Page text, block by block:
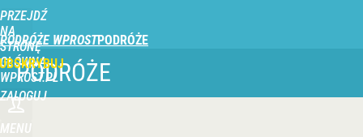
PRZEJDŹ
NA
STRONĘ
GŁÓWNĄ
WPROST.PL
PODRÓŻE WPROST
ZALOGUJ
MENU
PODRÓŻE